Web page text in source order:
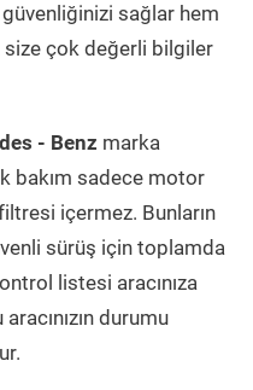
güvenliğinizi sağlar hem
size çok değerli bilgiler
- Benz marka
bakım sadece motor
içermez. Bunların
sürüş için toplamda
listesi aracınıza
durumu